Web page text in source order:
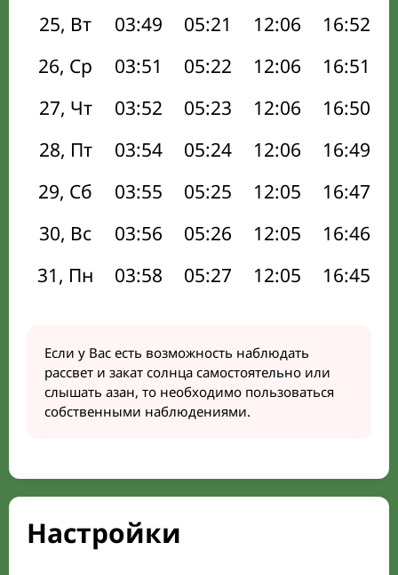
25, Вт
03:49 05:21 12:06 16:52
26, Ср
03:51 05:22 12:06 16:51
27, Чт
03:52 05:23 12:06 16:50
28, Пт
03:54 05:24 12:06 16:49
29, Сб
03:55 05:25 12:05 16:47
30, Вс
03:56 05:26 12:05 16:46
31, Пн
03:58 05:27 12:05 16:45
Если у Вас есть возможность наблюдать
рассвет и закат солнца самостоятельно или
слышать азан, то необходимо пользоваться
собственными наблюдениями.
Настройки